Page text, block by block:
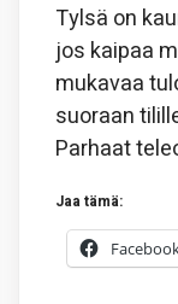
Tylsä on
jos kaipaa
mukavaa
suoraan
Parhaat
Jaa tämä: